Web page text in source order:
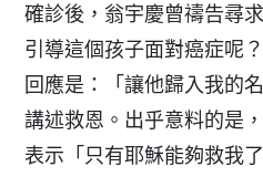
確診後，翁宇慶曾禱告尋
引導這個孩子面對癌症呢
回應是：「讓他歸入我的
講述救恩。出乎意料的是
表示「只有耶穌能夠救我